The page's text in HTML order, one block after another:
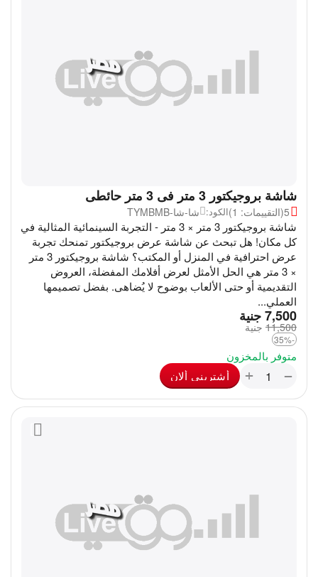
شاشة بروجيكتور 3 متر فى 3 متر حائطى
5(التقييمات: 1) الكود: شا-شا-TYMBMB
شاشة بروجيكتور 3 متر × 3 متر - التجربة السينمائية المثالية في
كل مكان! هل تبحث عن شاشة عرض بروجيكتور تمنحك تجربة
عرض احترافية في المنزل أو المكتب؟ شاشة بروجيكتور 3 متر
× 3 متر هي الحل الأمثل لعرض أفلامك المفضلة، العروض
التقديمية أو حتى الألعاب بوضوح لا يُضاهى. بفضل تصميمها
العملي...
جنية7,500
جنية 11,500
-35%
متوفر بالمخزون
+ − أشترينى ألان